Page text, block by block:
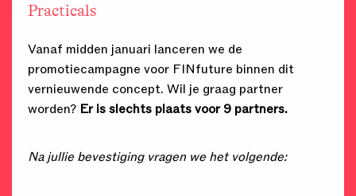
Practicals
Vanaf midden januari lanceren we de
promotiecampagne voor FINfuture binnen dit
vernieuwende concept. Wil je graag partner
worden? Er is slechts plaats voor 9 partners.
Na jullie bevestiging vragen we het volgende: